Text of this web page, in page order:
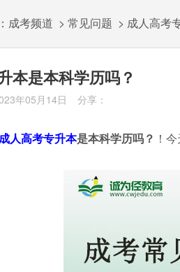
成考频道 > 常见问题 > 成人高考
本是本科学历吗？
年05月14日 分享：
人高考专升本是本科学历吗？ ！